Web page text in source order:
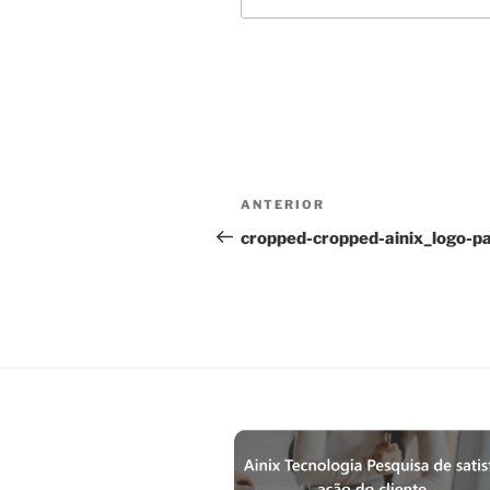
Navegação
de
Post
anterior
ANTERIOR
cropped-cropped-ainix_logo-